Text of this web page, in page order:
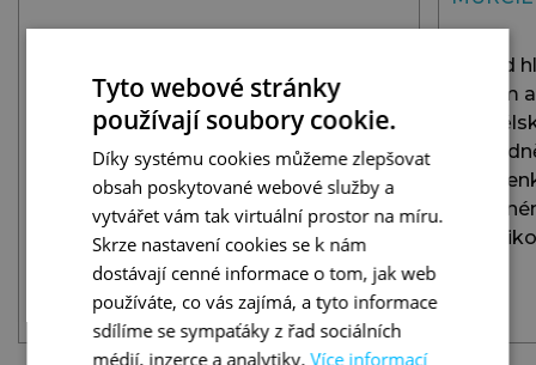
Mar Menor ve Španělsku je moje
láska. Letos jsem tady byla už po
osmé a musím říct: „Bylo dobře, že
jsem jela!“
ČÍST
Pokud
přitom
Tyto webové stránky
používají soubory cookie.
Díky systému cookies můžeme zlepšovat
obsah poskytované webové služby a
vytvářet vám tak virtuální prostor na míru.
Skrze nastavení cookies se k nám
dostávají cenné informace o tom, jak web
používáte, co vás zajímá, a tyto informace
sdílíme se sympaťáky z řad sociálních
médií, inzerce a analytiky. Více informací